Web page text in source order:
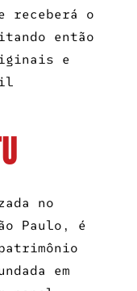
receberá o
então
e
no
Paulo, é
em